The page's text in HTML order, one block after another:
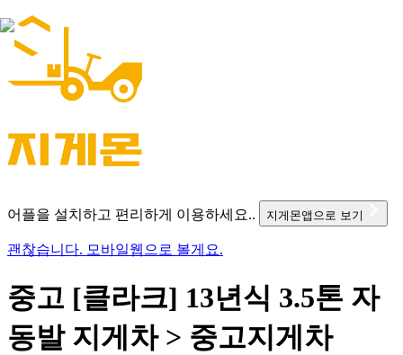
어플을 설치하고 편리하게 이용하세요.. 지게몬앱으로 보기
괜찮습니다. 모바일웹으로 볼게요.
중고 [클라크] 13년식 3.5톤 자
동발 지게차 > 중고지게차